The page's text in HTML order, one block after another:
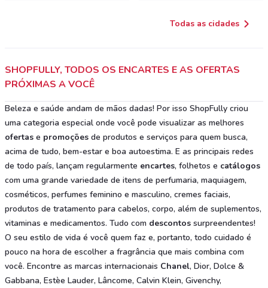
Todas as cidades
SHOPFULLY, TODOS OS ENCARTES E AS OFERTAS
PRÓXIMAS A VOCÊ
Beleza e saúde andam de mãos dadas! Por isso ShopFully criou
uma categoria especial onde você pode visualizar as melhores
ofertas e promoções de produtos e serviços para quem busca,
acima de tudo, bem-estar e boa autoestima. E as principais redes
de todo país, lançam regularmente encartes, folhetos e catálogos
com uma grande variedade de itens de perfumaria, maquiagem,
cosméticos, perfumes feminino e masculino, cremes faciais,
produtos de tratamento para cabelos, corpo, além de suplementos,
vitaminas e medicamentos. Tudo com descontos surpreendentes!
O seu estilo de vida é você quem faz e, portanto, todo cuidado é
pouco na hora de escolher a fragrância que mais combina com
você. Encontre as marcas internacionais Chanel, Dior, Dolce &
Gabbana, Estèe Lauder, Lâncome, Calvin Klein, Givenchy,